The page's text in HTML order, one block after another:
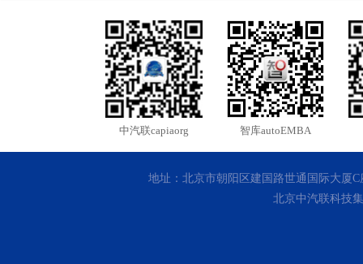
中汽联capiaorg 智库autoEMBA
地址：北京市朝阳区建国路世通国际大厦C
北京中汽联科技